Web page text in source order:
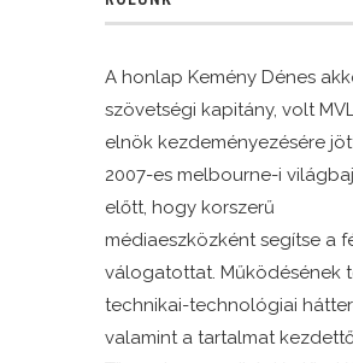
A honlap Kemény Dénes
szövetségi kapitány, volt
elnök kezdeményezésére
2007-es melbourne-i
előtt, hogy korszerű
médiaeszközként segítse a
válogatottat. Működésének
technikai-technológiai
valamint a tartalmat